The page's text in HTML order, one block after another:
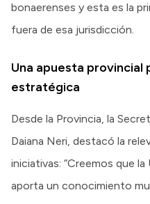
bonaerenses y esta es la
fuera de esa jurisdicción.
Una apuesta provincial
estratégica
Desde la Provincia, la
Daiana Neri, destacó la
iniciativas: “Creemos que
aporta un conocimiento